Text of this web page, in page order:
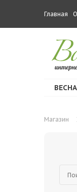
Главная
ВЕСНА
Магазин